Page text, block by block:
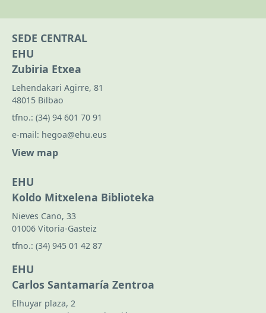
SEDE CENTRAL
EHU
Zubiria Etxea
Lehendakari Agirre, 81
48015 Bilbao
tfno.: (34) 94 601 70 91
e-mail: hegoa@ehu.eus
View map
EHU
Koldo Mitxelena Biblioteka
Nieves Cano, 33
01006 Vitoria-Gasteiz
tfno.: (34) 945 01 42 87
EHU
Carlos Santamaría Zentroa
Elhuyar plaza, 2